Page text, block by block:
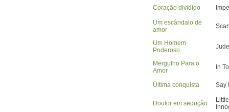
Coração dividido
Um escândalo de
amor
Um Homem
Poderoso
Mergulho Para o
Amor
In
Última conquista Say
Doutor em sedução